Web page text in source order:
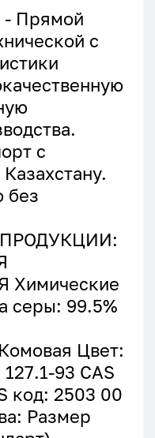
Прямой
с
с
без
серы: 99.5%
Цвет:
93 CAS
код: 2503 00
Размер